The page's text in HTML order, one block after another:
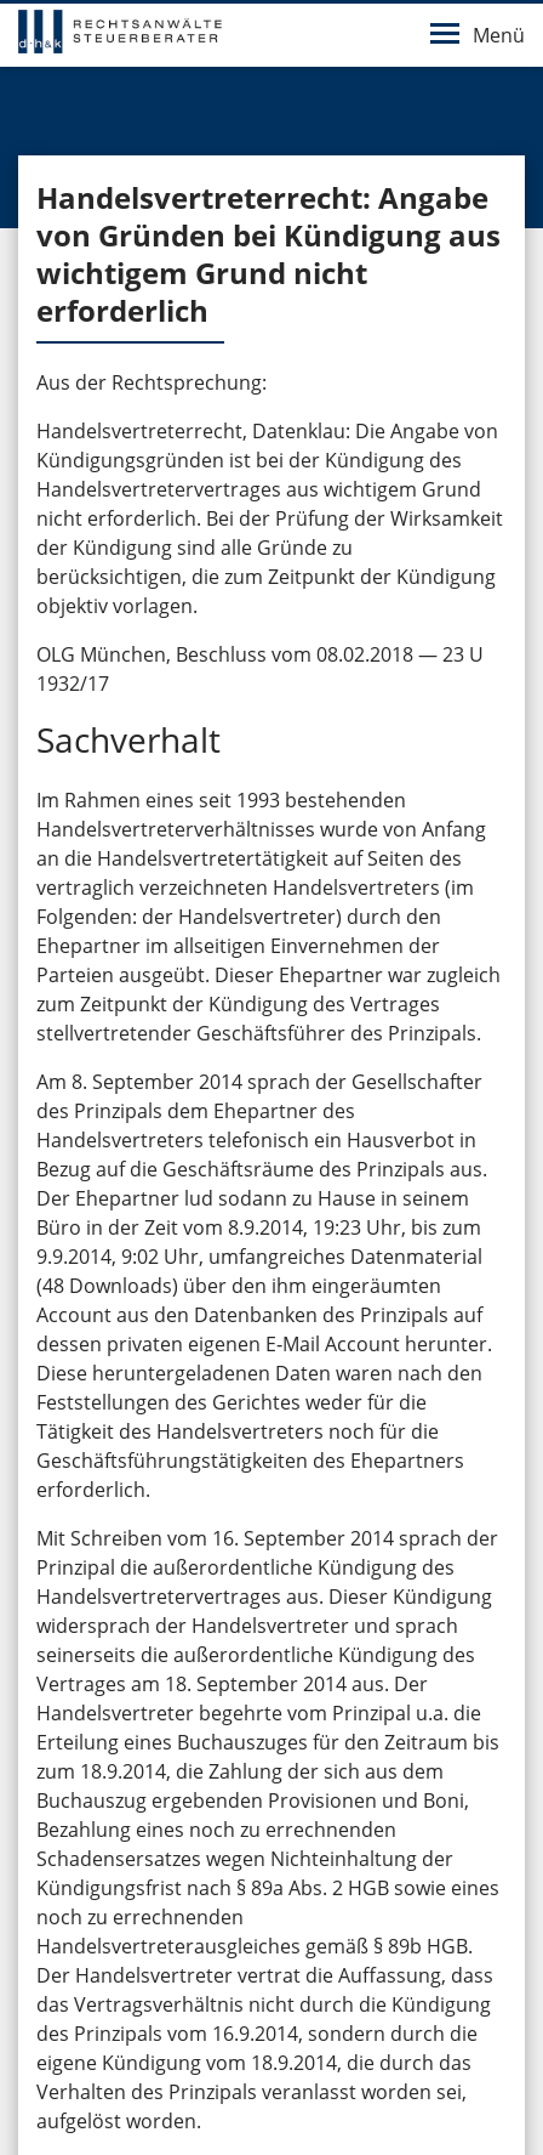
Menü
Handelsvertreterrecht: Angabe
von Gründen bei Kündigung aus
wichtigem Grund nicht
erforderlich
Aus der Rechtsprechung:
Handelsvertreterrecht, Datenklau: Die Angabe von
Kündigungsgründen ist bei der Kündigung des
Handelsvertretervertrages aus wichtigem Grund
nicht erforderlich. Bei der Prüfung der Wirksamkeit
der Kündigung sind alle Gründe zu
berücksichtigen, die zum Zeitpunkt der Kündigung
objektiv vorlagen.
OLG München, Beschluss vom 08.02.2018 — 23 U
1932/17
Sachverhalt
Im Rahmen eines seit 1993 bestehenden
Handelsvertreterverhältnisses wurde von Anfang
an die Handelsvertretertätigkeit auf Seiten des
vertraglich verzeichneten Handelsvertreters (im
Folgenden: der Handelsvertreter) durch den
Ehepartner im allseitigen Einvernehmen der
Parteien ausgeübt. Dieser Ehepartner war zugleich
zum Zeitpunkt der Kündigung des Vertrages
stellvertretender Geschäftsführer des Prinzipals.
Am 8. September 2014 sprach der Gesellschafter
des Prinzipals dem Ehepartner des
Handelsvertreters telefonisch ein Hausverbot in
Bezug auf die Geschäftsräume des Prinzipals aus.
Der Ehepartner lud sodann zu Hause in seinem
Büro in der Zeit vom 8.9.2014, 19:23 Uhr, bis zum
9.9.2014, 9:02 Uhr, umfangreiches Datenmaterial
(48 Downloads) über den ihm eingeräumten
Account aus den Datenbanken des Prinzipals auf
dessen privaten eigenen E‑Mail Account herunter.
Diese heruntergeladenen Daten waren nach den
Feststellungen des Gerichtes weder für die
Tätigkeit des Handelsvertreters noch für die
Geschäftsführungstätigkeiten des Ehepartners
erforderlich.
Mit Schreiben vom 16. September 2014 sprach der
Prinzipal die außerordentliche Kündigung des
Handelsvertretervertrages aus. Dieser Kündigung
widersprach der Handelsvertreter und sprach
seinerseits die außerordentliche Kündigung des
Vertrages am 18. September 2014 aus. Der
Handelsvertreter begehrte vom Prinzipal u.a. die
Erteilung eines Buchauszuges für den Zeitraum bis
zum 18.9.2014, die Zahlung der sich aus dem
Buchauszug ergebenden Provisionen und Boni,
Bezahlung eines noch zu errechnenden
Schadensersatzes wegen Nichteinhaltung der
Kündigungsfrist nach § 89a Abs. 2 HGB sowie eines
noch zu errechnenden
Handelsvertreterausgleiches gemäß § 89b HGB.
Der Handelsvertreter vertrat die Auffassung, dass
das Vertragsverhältnis nicht durch die Kündigung
des Prinzipals vom 16.9.2014, sondern durch die
eigene Kündigung vom 18.9.2014, die durch das
Verhalten des Prinzipals veranlasst worden sei,
aufgelöst worden.